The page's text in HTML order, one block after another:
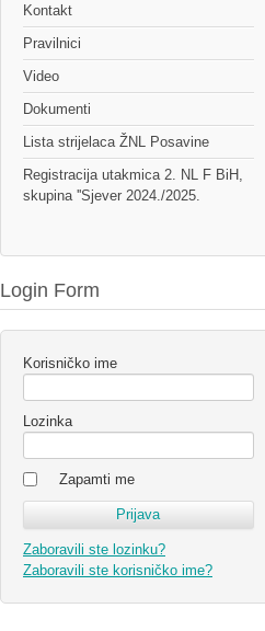
Kontakt
Pravilnici
Video
Dokumenti
Lista strijelaca ŽNL Posavine
Registracija utakmica 2. NL F BiH,
skupina ''Sjever 2024./2025.
Login Form
Korisničko ime
Lozinka
Zapamti me
Zaboravili ste lozinku?
Zaboravili ste korisničko ime?